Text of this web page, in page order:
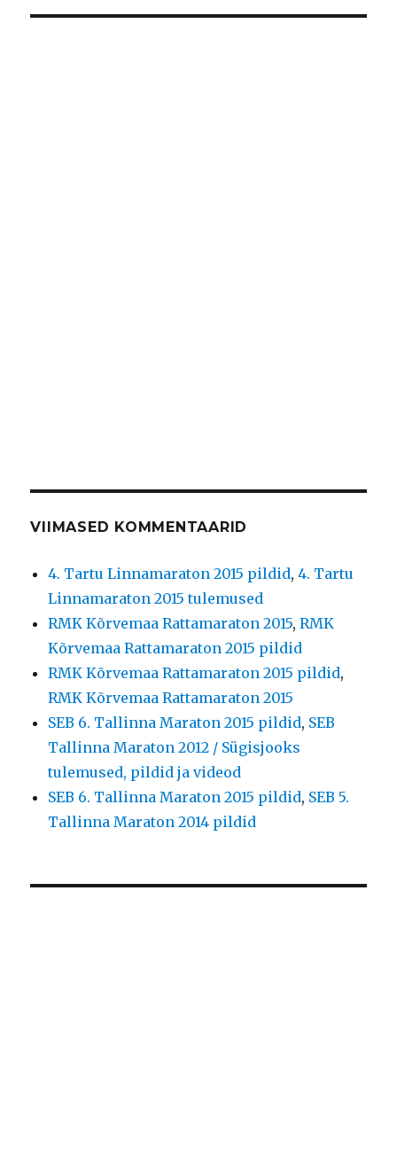
VIIMASED KOMMENTAARID
4. Tartu Linnamaraton 2015 pildid,4. Tartu
Linnamaraton 2015 tulemused
RMK Kõrvemaa Rattamaraton 2015,RMK
Kõrvemaa Rattamaraton 2015 pildid
RMK Kõrvemaa Rattamaraton 2015 pildid,
RMK Kõrvemaa Rattamaraton 2015
SEB 6. Tallinna Maraton 2015 pildid, SEB
Tallinna Maraton 2012 / Sügisjooks
tulemused, pildid ja videod
SEB 6. Tallinna Maraton 2015 pildid, SEB 5.
Tallinna Maraton 2014 pildid